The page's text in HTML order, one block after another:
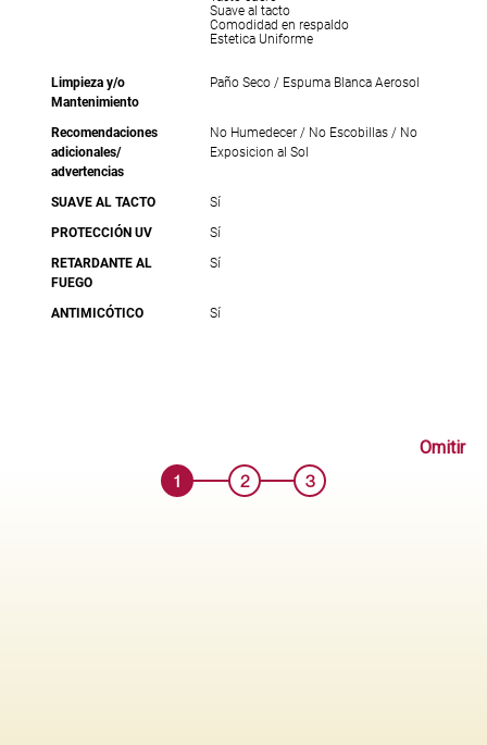
Suave al tacto
Comodidad en respaldo
Estetica Uniforme
Limpieza y/o
Mantenimiento
Paño Seco / Espuma Blanca Aerosol
Recomendaciones
adicionales/
advertencias
No Humedecer / No Escobillas / No
Exposicion al Sol
SUAVE AL TACTO
Sí
PROTECCIÓN UV
Sí
RETARDANTE AL
FUEGO
Sí
ANTIMICÓTICO Sí